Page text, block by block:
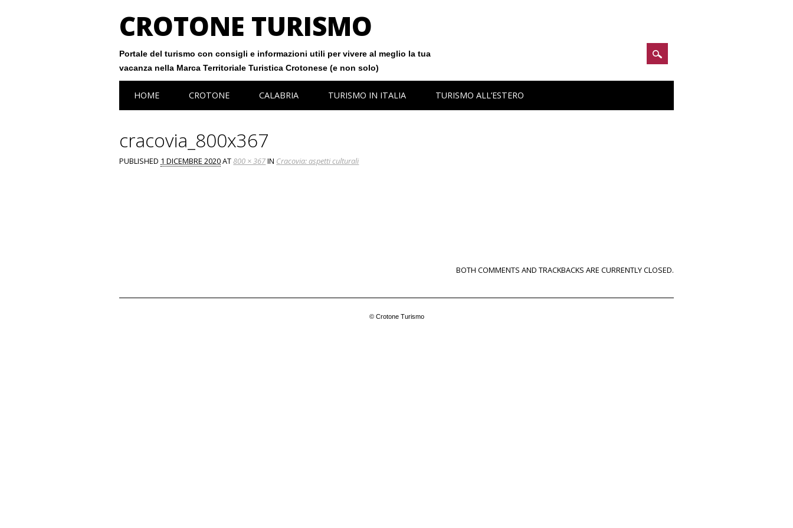
CROTONE TURISMO
Portale del turismo con consigli e informazioni utili per vivere al meglio la tua
vacanza nella Marca Territoriale Turistica Crotonese (e non solo)
Main menu
HOME CROTONE CALABRIA TURISMO IN ITALIA TURISMO ALL’ESTERO
cracovia_800x367
PUBLISHED 1 DICEMBRE 2020AT800 × 367IN Cracovia: aspetti culturali
BOTH COMMENTS AND TRACKBACKS ARE CURRENTLY CLOSED.
© Crotone Turismo